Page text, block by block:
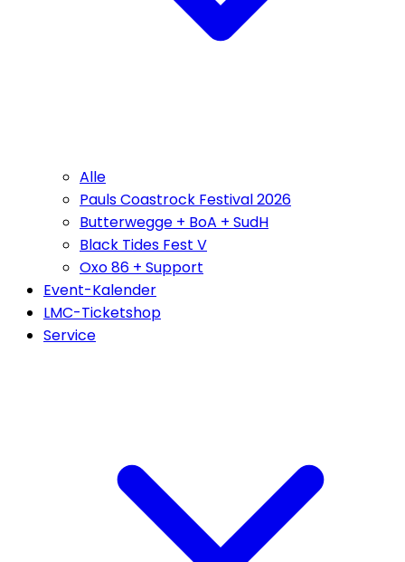
Alle
Pauls Coastrock Festival 2026
Butterwegge + BoA + SudH
Black Tides Fest V
Oxo 86 + Support
Event-Kalender
LMC-Ticketshop
Service